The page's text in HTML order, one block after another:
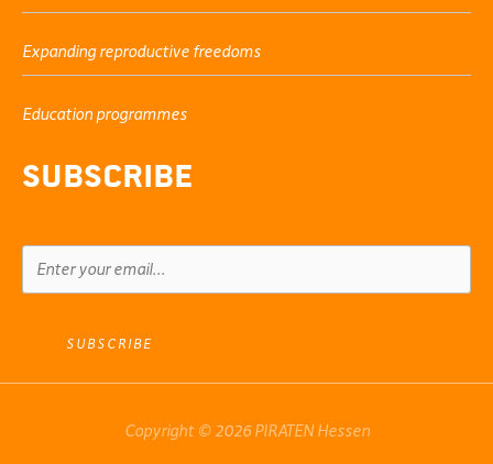
Expanding reproductive freedoms
Education programmes
Subscribe
SUBSCRIBE
Copyright © 2026 PIRATEN Hessen